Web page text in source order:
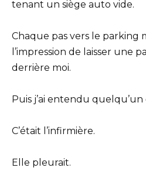
tenant un siège auto vide.
Chaque pas vers le parking
l’impression de laisser une
derrière moi.
Puis j’ai entendu
C’était l’infirmière.
Elle pleurait.